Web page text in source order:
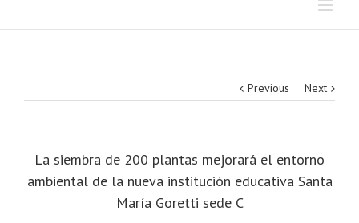
Previous Next
La siembra de 200 plantas mejorará el entorno
ambiental de la nueva institución educativa Santa
María Goretti sede C